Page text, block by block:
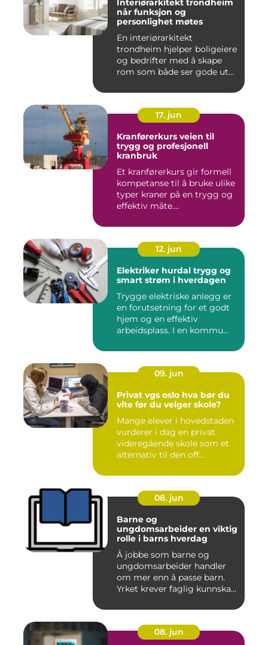
Interiørarkitekt trondheim
når funksjon og
personlighet møtes
En interiørarkitekt
trondheim hjelper boligeiere
og bedrifter med å skape
rom som både ser gode ut
17. jun
Kranførerkurs veien til
trygg og profesjonell
kranbruk
Et kranførerkurs gir formell
kompetanse til å bruke ulike
typer kraner på en trygg og
effektiv måte....
12. jun
Elektriker hurdal trygg og
smart strøm i hverdagen
Trygge elektriske anlegg er
en forutsetning for et godt
hjem og en effektiv
arbeidsplass. I en kommu...
09. jun
Privat vgs oslo hva bør du
vite før du velger skole?
Mange elever i hovedstaden
vurderer i dag en privat
videregående skole som et
alternativ til den off...
08. jun
Barne og
ungdomsarbeider en viktig
rolle i barns hverdag
Å jobbe som barne og
ungdomsarbeider handler
om mer enn å passe barn.
Yrket krever faglig kunnskap,
08. jun